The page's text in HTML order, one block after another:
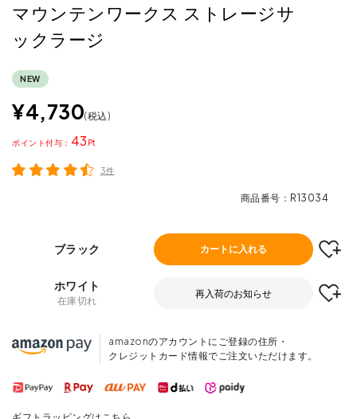
マウンテンワークス ストレージサ
ックラージ
NEW
¥4,730 税込
43
ポイント
3件
商品番号 R13034
ブラック カートに入れる
ホワイト
在庫切れ
再入荷のお知らせ
amazonのアカウントにご登録の住所・
クレジットカード情報でご注文いただけます。